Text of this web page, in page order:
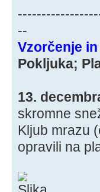
--
Vzorčenje
Pokljuka;
13.
skromne
Kljub mrazu (
opravili na